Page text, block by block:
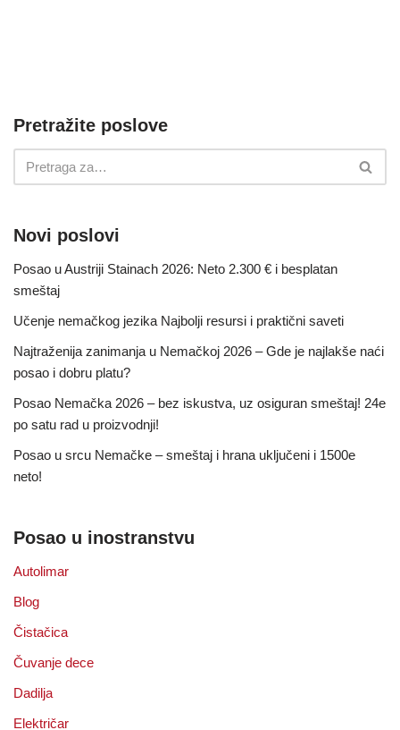
Pretražite poslove
Novi poslovi
Posao u Austriji Stainach 2026: Neto 2.300 € i besplatan
smeštaj
Učenje nemačkog jezika Najbolji resursi i praktični saveti
Najtraženija zanimanja u Nemačkoj 2026 – Gde je najlakše naći
posao i dobru platu?
Posao Nemačka 2026 – bez iskustva, uz osiguran smeštaj! 24e
po satu rad u proizvodnji!
Posao u srcu Nemačke – smeštaj i hrana uključeni i 1500e
neto!
Posao u inostranstvu
Autolimar
Blog
Čistačica
Čuvanje dece
Dadilja
Električar